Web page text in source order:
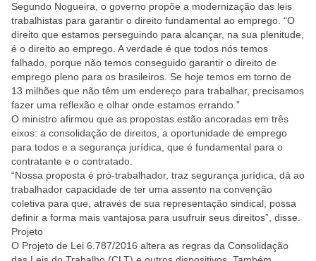
Segundo Nogueira, o governo propõe a modernização das leis
trabalhistas para garantir o direito fundamental ao emprego. “O
direito que estamos perseguindo para alcançar, na sua plenitude,
é o direito ao emprego. A verdade é que todos nós temos
falhado, porque não temos conseguido garantir o direito de
emprego pleno para os brasileiros. Se hoje temos em torno de
13 milhões que não têm um endereço para trabalhar, precisamos
fazer uma reflexão e olhar onde estamos errando.”
O ministro afirmou que as propostas estão ancoradas em três
eixos: a consolidação de direitos, a oportunidade de emprego
para todos e a segurança jurídica, que é fundamental para o
contratante e o contratado.
“Nossa proposta é pró-trabalhador, traz segurança jurídica, dá ao
trabalhador capacidade de ter uma assento na convenção
coletiva para que, através de sua representação sindical, possa
definir a forma mais vantajosa para usufruir seus direitos”, disse.
Projeto
O Projeto de Lei 6.787/2016 altera as regras da Consolidação